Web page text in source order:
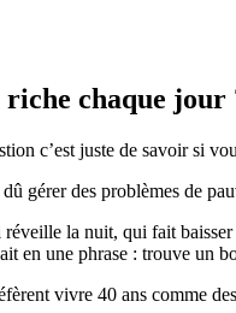
chaque jour
c’est juste de savoir si
gérer des problèmes de
la nuit, qui fait
en une phrase : trouve un
vivre 40 ans comme